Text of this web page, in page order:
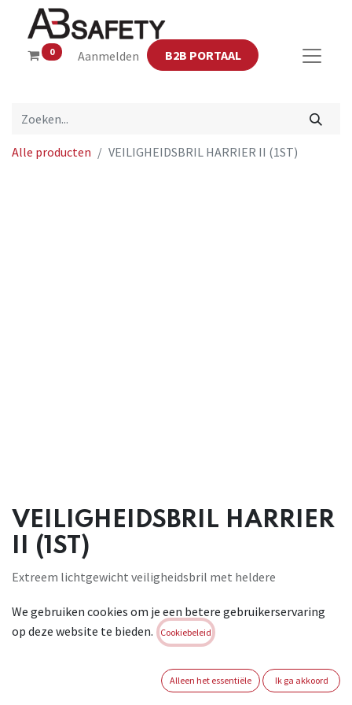
0 Aanmelden B2B PORTAAL
Alle producten VEILIGHEIDSBRIL HARRIER II (1ST)
VEILIGHEIDSBRIL HARRIER
II (1ST)
Extreem lichtgewicht veiligheidsbril met heldere
met speciale krasvaste coating. Beschermt tegen impact
hoge
klasse: 2-1,2. Polycarbnonaat montuur met zachte neusbrug,
We gebruiken cookies om je een betere gebruikerservaring
op deze website te bieden.
Cookiebeleid
Alleen het essentiële Ik ga akkoord